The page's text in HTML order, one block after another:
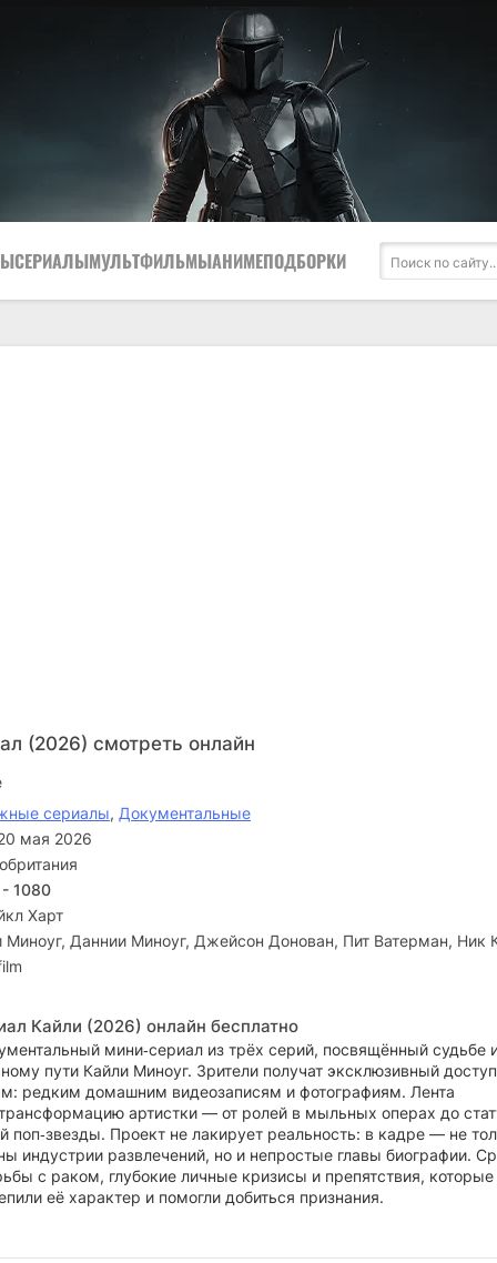
СЕРИАЛЫМУЛЬТФИЛЬМЫАНИМЕПОДБОРКИ
(2026) смотреть онлайн
сериалы, Документальные
мая 2026
1080
Харт
Миноуг, Даннии Миноуг, Джейсон Донован, Пит Ватерман, Ник
Кайли (2026) онлайн бесплатно
мини‑сериал из трёх серий, посвящённый судьбе
пути Кайли Миноуг. Зрители получат эксклюзивный
редким домашним видеозаписям и фотографиям. Лента
артистки — от ролей в мыльных операх до
поп‑звезды. Проект не лакирует реальность: в кадре — не
индустрии развлечений, но и непростые главы биографии.
с раком, глубокие личные кризисы и препятствия, которые
её характер и помогли добиться признания.